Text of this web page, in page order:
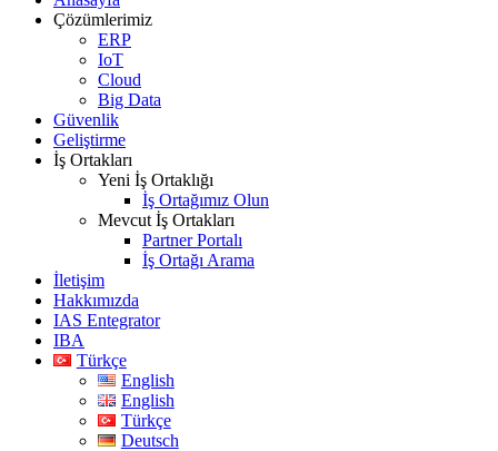
Çözümlerimiz
ERP
IoT
Cloud
Big Data
Güvenlik
Geliştirme
İş Ortakları
Yeni İş Ortaklığı
İş Ortağımız Olun
Mevcut İş Ortakları
Partner Portalı
İş Ortağı Arama
İletişim
Hakkımızda
IAS Entegrator
IBA
Türkçe
English
English
Türkçe
Deutsch